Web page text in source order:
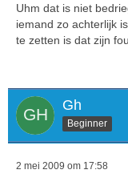
Uhm dat is niet
iemand zo achterlijk
te zetten is dat zijn
Gh
Beginner
2 mei 2009 om 17:58